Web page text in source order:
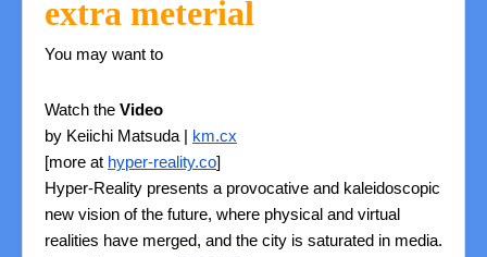
extra meterial
You may want to
Watch the Video
by Keiichi Matsuda |
km.cx
[more at hyper-reality.co]
Hyper-Reality presents a provocative and kaleidoscopic
new vision of the future, where physical and virtual
realities have merged, and the city is saturated in media.